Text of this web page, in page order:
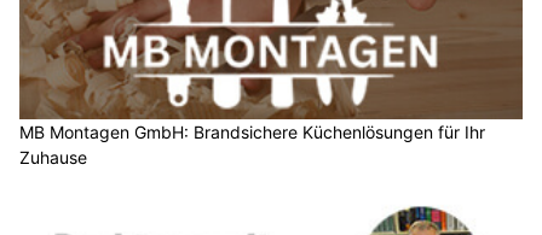
MB Montagen GmbH: Brandsichere Küchenlösungen für Ihr
Zuhause